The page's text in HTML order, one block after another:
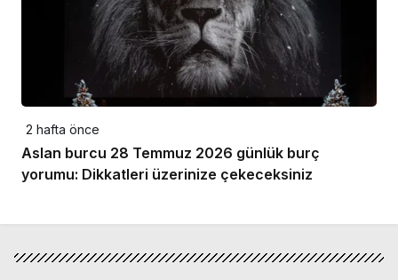
2 hafta önce
Aslan burcu 28 Temmuz 2026 günlük burç
yorumu: Dikkatleri üzerinize çekeceksiniz